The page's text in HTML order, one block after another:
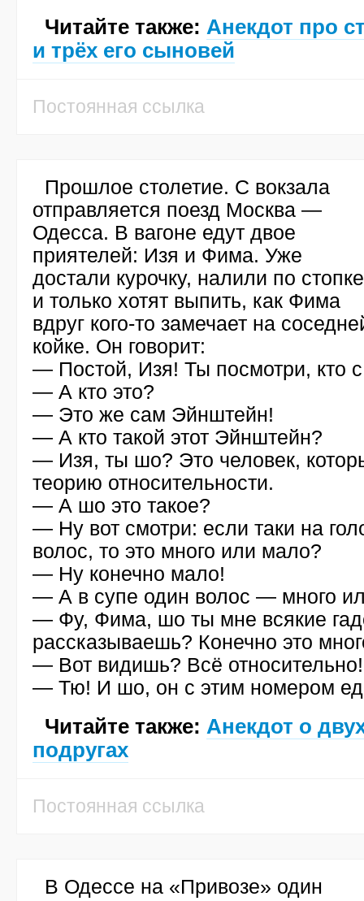
Читайте также: Анекдот про
и трёх его сыновей
Постоянная ссылка
Прошлое столетие. С вокзала
отправляется поезд Москва —
Одесса. В вагоне едут двое
приятелей: Изя и Фима. Уже
достали курочку, налили по стопке
и только хотят выпить, как Фима
вдруг кого-то замечает на
койке. Он говорит:
— Постой, Изя! Ты посмотри, кто
— А кто это?
— Это же сам Эйнштейн!
— А кто такой этот Эйнштейн?
— Изя, ты шо? Это человек,
теорию относительности.
— А шо это такое?
— Ну вот смотри: если таки на
волос, то это много или мало?
— Ну конечно мало!
— А в супе один волос — много
— Фу, Фима, шо ты мне всякие
рассказываешь? Конечно это
— Вот видишь? Всё относительно!
— Тю! И шо, он с этим номером
Читайте также: Анекдот о
подругах
Постоянная ссылка
В Одессе на «Привозе» один